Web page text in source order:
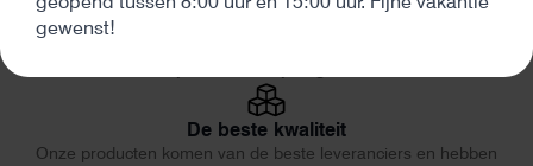
De beste kwaliteit
Onze producten komen van de beste leveranciers en hebben
gewenst!